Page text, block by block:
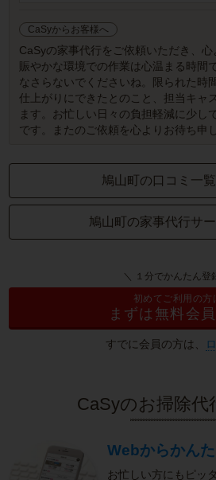
CaSyからお客様へ
CaSyの家事代行をご依頼いただき、心
賑やかな環境での作業は心温まる時間
なさらないでくださいね。限られた時
仕上がりにできたとのこと、担当キャ
ます。お忙しい日々の負担軽減に少し
です。またのご依頼を心よりお待ち申
鳩山町の口コミ一
鳩山町の家事代行サ
＼ １分でかんたん登
初めてご利用の方
まずは無料会
すでに会員の方は、
CaSyのお掃除代
Webからかん
お忙しい方にもピッ